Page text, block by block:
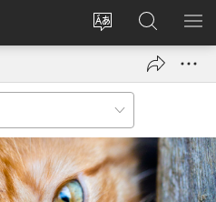
Badili
tovuti
Ingia
(opens
Tafuta
Katika
JW.ORG